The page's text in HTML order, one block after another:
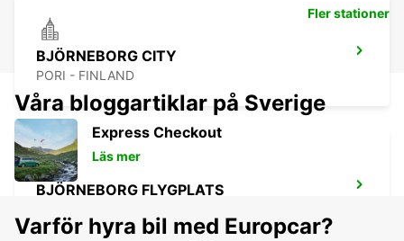
BJÖRNEBORG CITY
PORI - FINLAND
BJÖRNEBORG FLYGPLATS
Fler stationer
Våra bloggartiklar på Sverige
Express Checkout
Läs mer
Varför hyra bil med Europcar?